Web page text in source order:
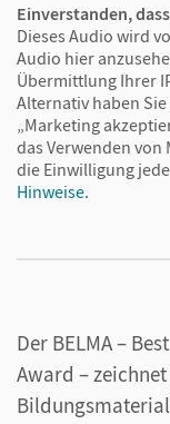
fördern
In der 12./13.
vertiefen Sie
unterrichten
Umgang
setzen ein
Einverstanden,
Dieses Audio wird
Audio hier
Übermittlung Ihrer
Alternativ haben
„Marketing
das Verwenden von
die Einwilligung
Hinweise.
Der BELMA –
Award –